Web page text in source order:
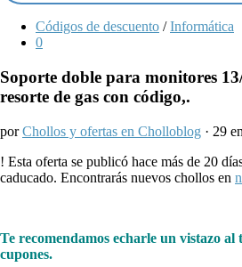
Códigos de descuento / Informática
0
Soporte doble para monitores
resorte de gas con código,.
porChollos y ofertas en Cholloblog · 29
! Esta oferta se publicó hace más de 20
caducado. Encontrarás nuevos chollos en
Te recomendamos echarle un vistazo
cupones.